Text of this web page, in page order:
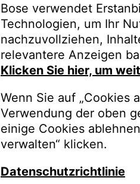
Bose verwendet
Technologien, um Ihr
nachzuvollziehen,
relevantere Anzeigen
Klicken Sie hier, um
Wenn Sie auf „Cookies
Verwendung der oben
einige Cookies
verwalten“ klicken.
Datenschutzrichtlinie